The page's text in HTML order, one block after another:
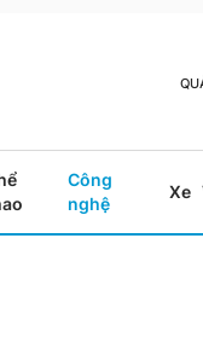
Công
nghệ
Xe